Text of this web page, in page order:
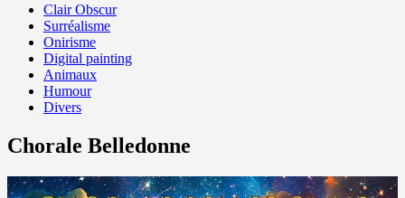
Clair Obscur
Surréalisme
Onirisme
Digital painting
Animaux
Humour
Divers
Chorale Belledonne